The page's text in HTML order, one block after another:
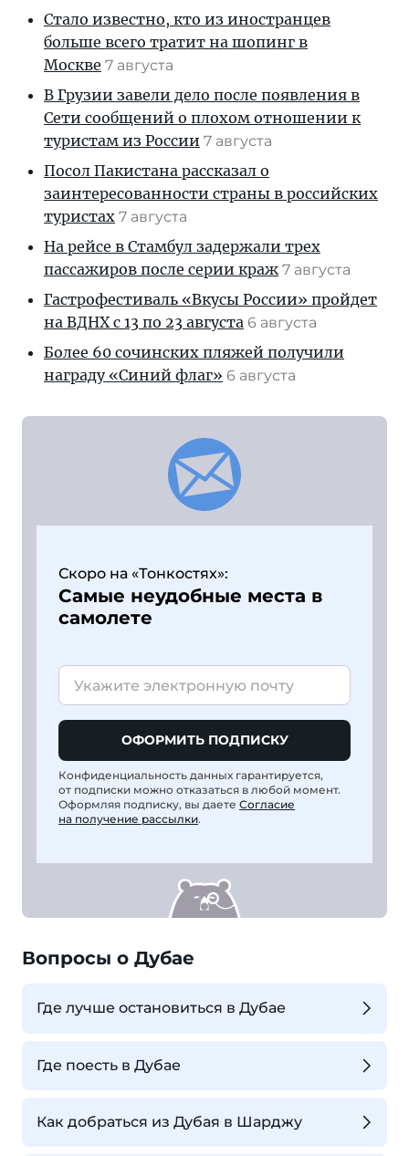
Стало известно, кто из иностранцев
больше всего тратит на шопинг в
Москве 7 августа
В Грузии завели дело после появления в
Сети сообщений о плохом отношении к
туристам из России 7 августа
Посол Пакистана рассказал о
заинтересованности страны в российских
туристах 7 августа
На рейсе в Стамбул задержали трех
пассажиров после серии краж 7 августа
Гастрофестиваль «Вкусы России» пройдет
на ВДНХ с 13 по 23 августа 6 августа
Более 60 сочинских пляжей получили
награду «Синий флаг» 6 августа
Скоро на «Тонкостях»:
Самые неудобные места в
самолете
ОФОРМИТЬ ПОДПИСКУ
Конфиденциальность данных гарантируется,
от подписки можно отказаться в любой момент.
Оформляя подписку, вы даете Согласие
на получение рассылки.
Вопросы о Дубае
Где лучше остановиться в Дубае
Где поесть в Дубае
Как добраться из Дубая в Шарджу